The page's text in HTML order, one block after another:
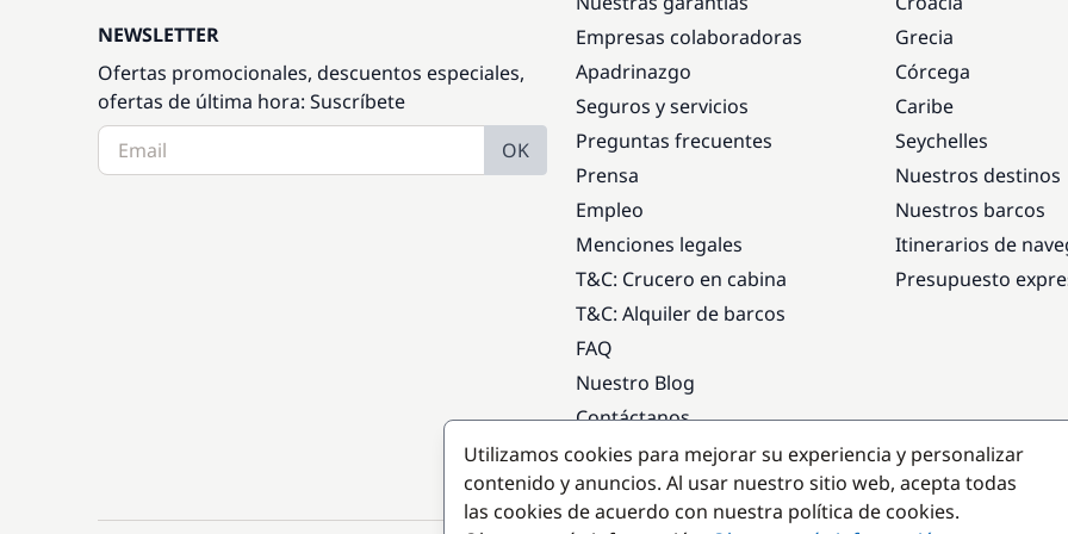
NEWSLETTER
Ofertas promocionales, descuentos especiales,
ofertas de última hora: Suscríbete
OK
Empresas colaboradoras
Apadrinazgo
Seguros y servicios
Preguntas frecuentes
Prensa
Empleo
Menciones legales
T&C: Crucero en cabina
T&C: Alquiler de barcos
FAQ
Nuestro Blog
Contáctanos
Grecia
Córcega
Caribe
Seychelles
Nuestros destinos
Nuestros barcos
Itinerarios de
Presupuesto
Destinos populares
Utilizamos cookies para mejorar su experiencia y personalizar
contenido y anuncios. Al usar nuestro sitio web, acepta todas
las cookies de acuerdo con nuestra política de cookies.